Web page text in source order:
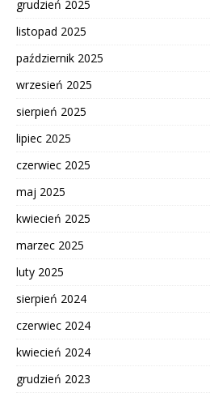
grudzień 2025
listopad 2025
październik 2025
wrzesień 2025
sierpień 2025
lipiec 2025
czerwiec 2025
maj 2025
kwiecień 2025
marzec 2025
luty 2025
sierpień 2024
czerwiec 2024
kwiecień 2024
grudzień 2023